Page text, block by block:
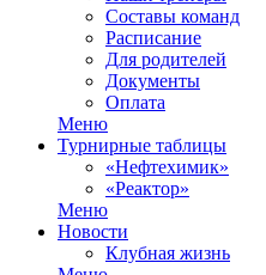
Составы команд
Расписание
Для родителей
Документы
Оплата
Меню
Турнирные таблицы
«Нефтехимик»
«Реактор»
Меню
Новости
Клубная жизнь